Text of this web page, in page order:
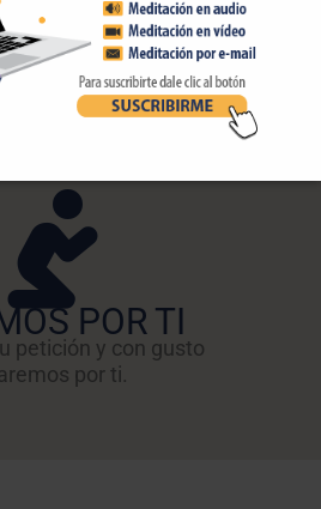
equipo de intercesión y
POR TI
petición y con gusto
por ti.